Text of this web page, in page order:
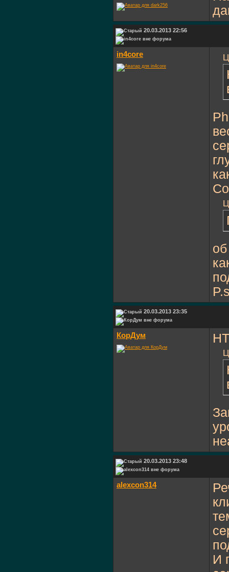
20.03.2013 22:56
in4core
20.03.2013 23:35
КорДум
20.03.2013 23:48
alexcon314
И